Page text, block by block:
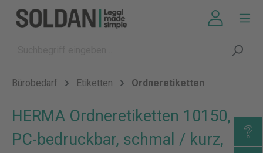
Bürobedarf Etiketten Ordneretiketten
HERMA Ordneretiketten 10150,
PC-bedruckbar, schmal / kurz,